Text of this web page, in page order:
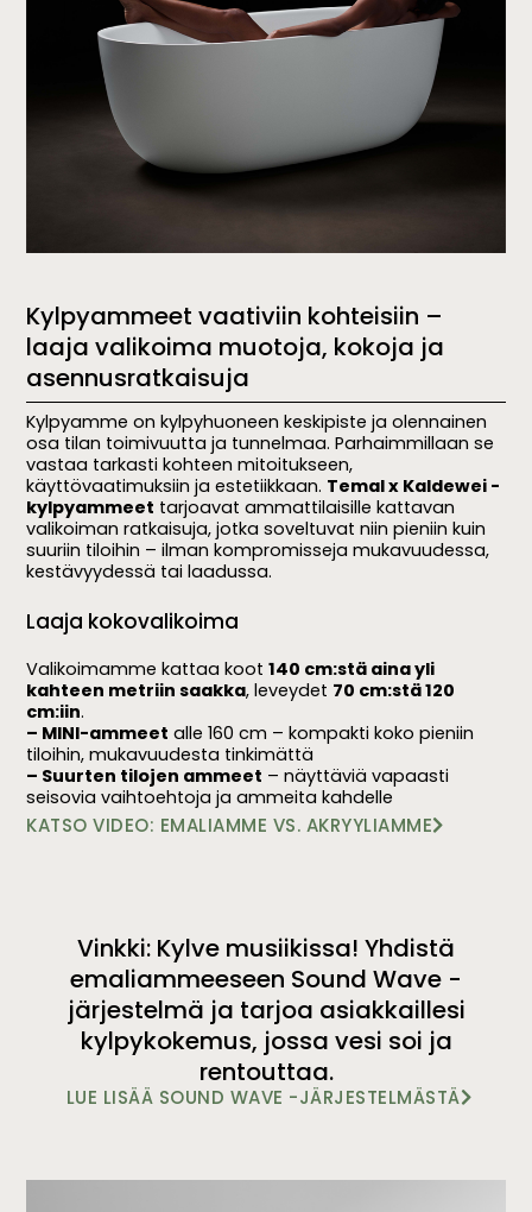
Kylpyammeet vaativiin kohteisiin –
laaja valikoima muotoja, kokoja ja
asennusratkaisuja
Kylpyamme on kylpyhuoneen keskipiste ja olennainen
osa tilan toimivuutta ja tunnelmaa. Parhaimmillaan se
vastaa tarkasti kohteen mitoitukseen,
käyttövaatimuksiin ja estetiikkaan. Temal x Kaldewei -
kylpyammeet tarjoavat ammattilaisille kattavan
valikoiman ratkaisuja, jotka soveltuvat niin pieniin kuin
suuriin tiloihin – ilman kompromisseja mukavuudessa,
kestävyydessä tai laadussa.
Laaja kokovalikoima
Valikoimamme kattaa koot140 cm:stä aina yli
kahteen metriin saakka, leveydet 70 cm:stä 120
cm:iin.
– MINI-ammeet alle 160 cm – kompakti koko pieniin
tiloihin, mukavuudesta tinkimättä
– Suurten tilojen ammeet – näyttäviä vapaasti
seisovia vaihtoehtoja ja ammeita kahdelle
KATSO VIDEO: EMALIAMME VS. AKRYYLIAMME
Vinkki: Kylve musiikissa! Yhdistä
emaliammeeseen Sound Wave -
järjestelmä ja tarjoa asiakkaillesi
kylpykokemus, jossa vesi soi ja
rentouttaa.
LUE LISÄÄ SOUND WAVE -JÄRJESTELMÄSTÄ